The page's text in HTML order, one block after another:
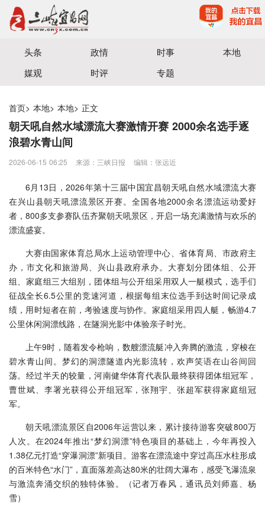
宜昌三峡融媒体中心主办
头条 政情 时事
本地
媒观
时评 专题
首页> 本地> 本地> 正文
朝天吼自然水域漂流大赛激情开赛 2000余名选手逐
浪碧水青山间
2026-06-15 06:25 来源：三峡日报 编辑：张远近
6月13日，2026年第十三届中国宜昌朝天吼自然水域漂流大赛
在兴山县朝天吼漂流景区开赛。全国各地2000余名漂流运动爱好
者，800多支参赛队伍齐聚朝天吼景区，开启一场充满激情与欢乐的
漂流盛宴。
大赛由国家体育总局水上运动管理中心、省体育局、市政府主
办，市文化和旅游局、兴山县政府承办。大赛划分团体组、公开
组、家庭组三大组别，团体组与公开组采用双人一艇模式，选手们
征战全长6.5公里的竞速河道，根据每组末位选手到达时间记录成
绩，用时短者在前，考验速度与协作。家庭组采用四人艇，畅游4.7
公里休闲洞漂线路，在隧洞光影中体验亲子时光。
上午9时，随着发令枪响，数艘漂流艇冲入奔腾的激流，穿梭在
碧水青山间。梦幻的洞漂隧道内光影流转，欢声笑语在山谷间回
荡。经过半天的较量，河南健华体育代表队最终获得团体组冠军，
曹世斌、李署光获得公开组冠军，张翔宇、张超军获得家庭组冠
军。
朝天吼漂流景区自2006年运营以来，累计接待游客突破800万
人次。在2024年推出“梦幻洞漂”特色项目的基础上，今年再投入
1.38亿元打造“穿瀑洞漂”新项目。游客在漂流途中穿过高压水柱形成
的百米特色“水门”，直面落差高达80米的壮阔大瀑布，感受飞瀑流泉
与激流奔涌交织的独特体验。（记者万春风，通讯员刘师嘉、杨
雪）